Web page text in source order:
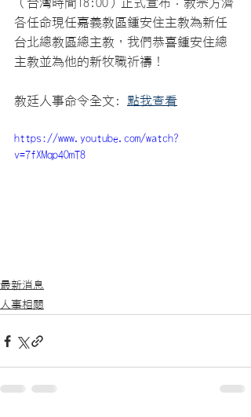
各任命現任嘉義教區鍾安住主教為新任
台北總教區總主教，我們恭喜鍾安住總
主教並為他的新牧職祈禱！
教廷人事命令全文: 點我查看
https://www.youtube.com/watch?
v=7fXMqp4OmT8
最新消息
人事相關